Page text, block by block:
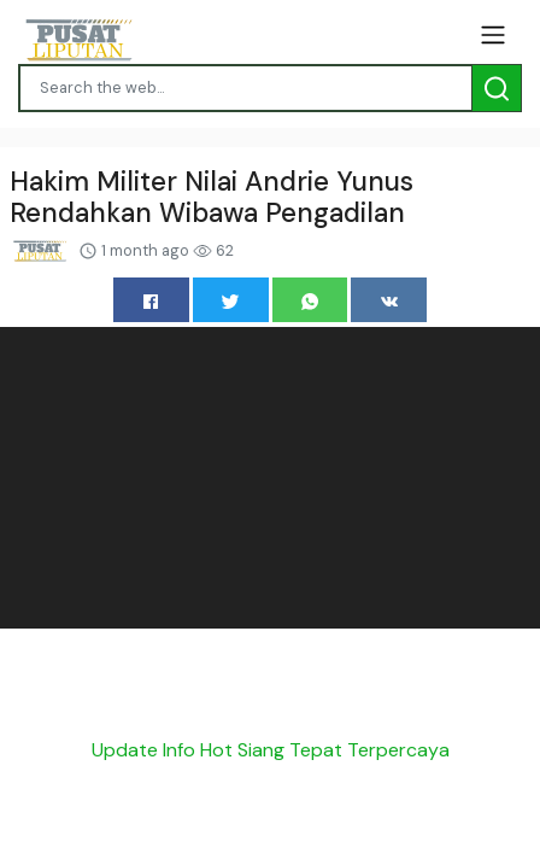
Hakim Militer Nilai Andrie Yunus
Rendahkan Wibawa Pengadilan
1 month ago 62
Update Info Hot Siang Tepat Terpercaya